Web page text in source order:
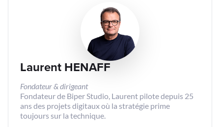
Laurent HENAFF
Fondateur & dirigeant
Fondateur de Biper Studio, Laurent pilote depuis 25
ans des projets digitaux où la stratégie prime
toujours sur la technique.